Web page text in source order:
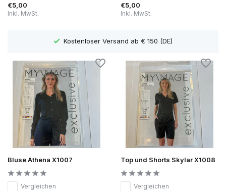
€5,00
Inkl. MwSt.
€5,00
Inkl. MwSt.
Lieferzeit 1 bis 3 Arbeitstage
Bluse Athena X1007
Vergleichen
Top und Shorts Skylar X1008
Vergleichen